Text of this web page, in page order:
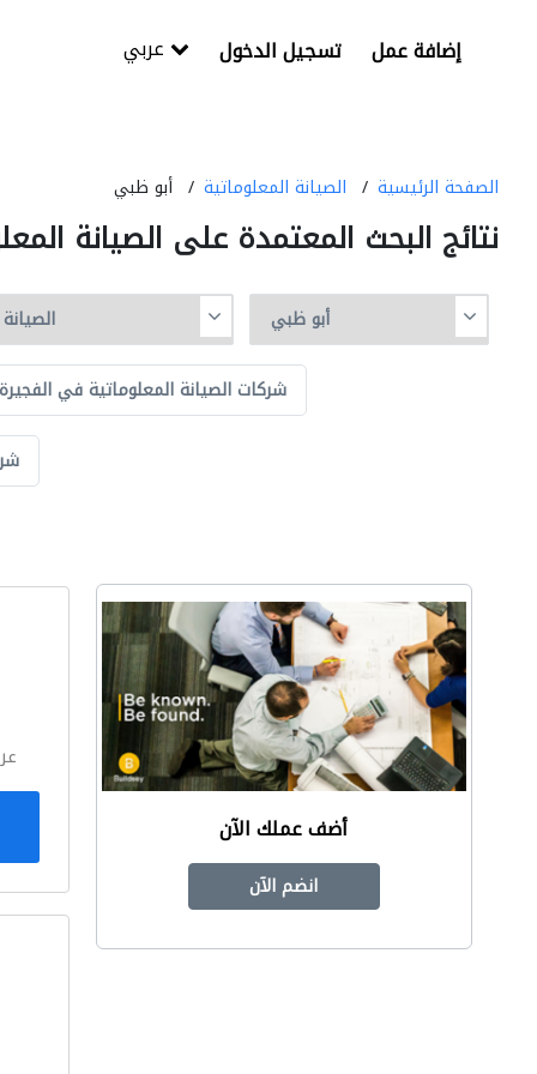
تسجيل الدخول إضافة عمل
الصفحة الرئيسية الصيانة المعلوماتية أبو ظبي
نتائج البحث المعتمدة على الصيانة
شركات الصيانة المعلوماتية في الفجيرة
أضف عملك الآن
انضم الآن